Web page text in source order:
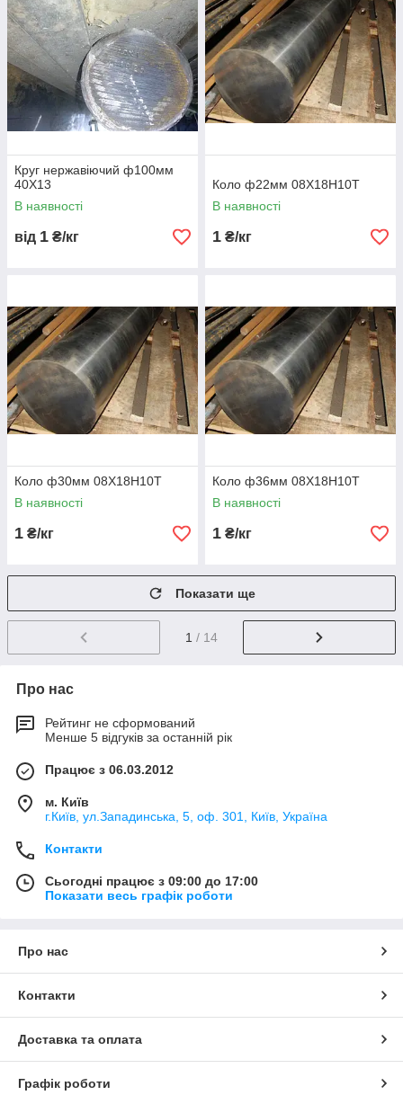
Круг нержавіючий ф100мм
40Х13
В наявності
від 1 ₴/кг
Коло ф22мм 08Х18Н10Т
В наявності
1 ₴/кг
Коло ф30мм 08Х18Н10Т
В наявності
1 ₴/кг
Коло ф36мм 08Х18Н10Т
В наявності
1 ₴/кг
Показати ще
1 / 14
Про нас
Рейтинг не сформований
Менше 5 відгуків за останній рік
Працює з 06.03.2012
м. Київ
г.Київ, ул.Западинська, 5, оф. 301, Київ, Україна
Контакти
Сьогодні працює з 09:00 до 17:00
Показати весь графік роботи
Про нас
Контакти
Доставка та оплата
Графік роботи